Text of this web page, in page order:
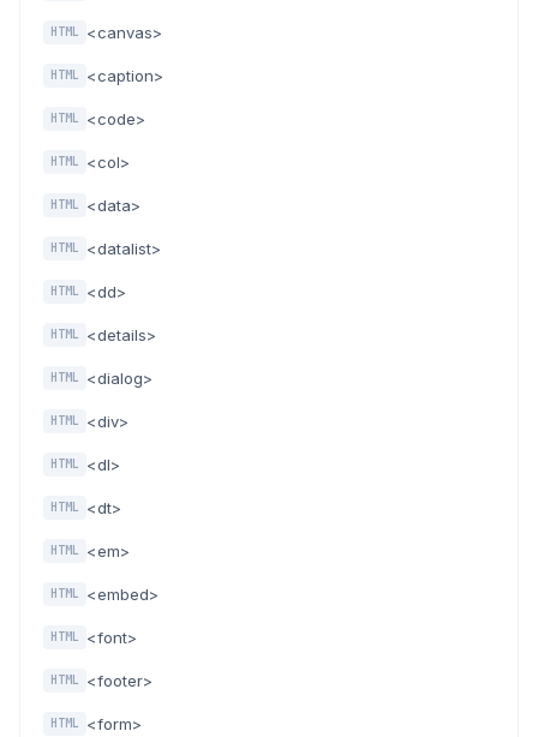
HTML <canvas>
HTML <caption>
HTML <code>
HTML <col>
HTML <data>
HTML <datalist>
HTML <dd>
HTML <details>
HTML <dialog>
HTML <div>
HTML <dl>
HTML <dt>
HTML <em>
HTML <embed>
HTML <font>
HTML <footer>
HTML <form>